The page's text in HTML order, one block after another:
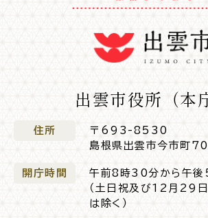
出雲市役所（本
住所
〒693-8530
島根県出雲市今市町
開庁時間
午前8時30分から午
（土日祝及び12月29
は除く）